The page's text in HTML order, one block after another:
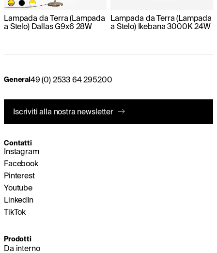
Lampada da Terra (Lampada
a Stelo) Dallas G9x6 28W
Lampada da Terra (Lampada
a Stelo) Ikebana 3000K 24W
General 49 (0) 2533 64 295200
Iscriviti alla nostra newsletter
Contatti
Instagram
Facebook
Pinterest
Youtube
LinkedIn
TikTok
Prodotti
Da interno